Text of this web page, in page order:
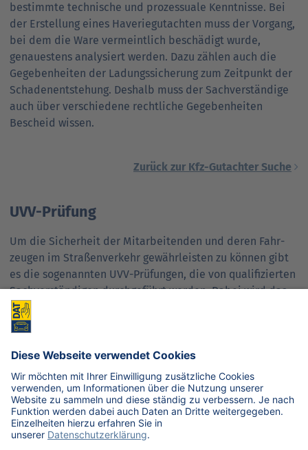
bestimmte technische und prozessuale Kennt­nisse. Bei
der Erstellung eines Haverie­gutachten muss der Vorgang,
bei dem die Ware vermeintlich beschädigt wurde,
genauestens analysiert werden. Dazu zählen auch die
Gegeben­heiten der Ladungs­sicherung zum Zeit­punkt der
Schaden­entstehung. Deshalb muss der Sach­verständige
auch über verschiedene rechtliche Gegeben­heiten
Bescheid wissen.
Zurück zur Kfz-Gutachter Suche
UVV-Prüfung
Um die Sicher­heit der Mitarbeitenden und deren Fahr­
zeugen im Straßen­verkehr gewährleisten zu können gibt
es die sogenannten UVV-Prüfungen, die von qualifizierten
Sach­verständigen durchgeführt werden. Dabei wird das
Dienst­fahrzeug nach bestimmten Kriterien geprüft und
die Fahrenden werden Unter­weisungen im Fach­gebiet der
UVV = Unfallverhütungsvorschrift.
LKW-Begutachtung